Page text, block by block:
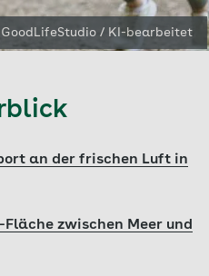
/ KI-bearbeitet
an der frischen Luft in
zwischen Meer und